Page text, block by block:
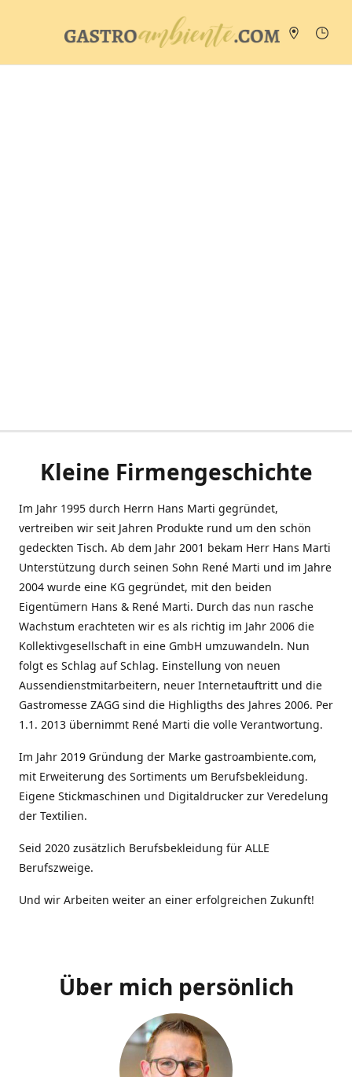
Kleine Firmengeschichte
Im Jahr 1995 durch Herrn Hans Marti gegründet,
vertreiben wir seit Jahren Produkte rund um den schön
gedeckten Tisch. Ab dem Jahr 2001 bekam Herr Hans Marti
Unterstützung durch seinen Sohn René Marti und im Jahre
2004 wurde eine KG gegründet, mit den beiden
Eigentümern Hans & René Marti. Durch das nun rasche
Wachstum erachteten wir es als richtig im Jahr 2006 die
Kollektivgesellschaft in eine GmbH umzuwandeln. Nun
folgt es Schlag auf Schlag. Einstellung von neuen
Aussendienstmitarbeitern, neuer Internetauftritt und die
Gastromesse ZAGG sind die Highligths des Jahres 2006. Per
1.1. 2013 übernimmt René Marti die volle Verantwortung.
Im Jahr 2019 Gründung der Marke gastroambiente.com,
mit Erweiterung des Sortiments um Berufsbekleidung.
Eigene Stickmaschinen und Digitaldrucker zur Veredelung
der Textilien.
Seid 2020 zusätzlich Berufsbekleidung für ALLE
Berufszweige.
Und wir Arbeiten weiter an einer erfolgreichen Zukunft!
Über mich persönlich